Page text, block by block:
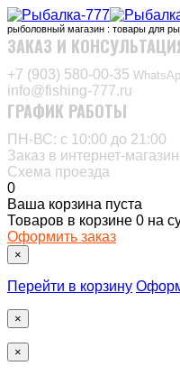
рыболовный магазин : товары для
ЗАКАЗ И
+7 (903) 580-00-35‬
info@fishing-777.ru
ГРАФИК РАБОТЫ
ПН-ВС: с 10:00 до 21:00
Заказ в интернет-
Схема проезда
0
Ваша корзина пуста
Товаров в корзине 0 на
Оформить заказ
×
Перейти в корзину
×
×